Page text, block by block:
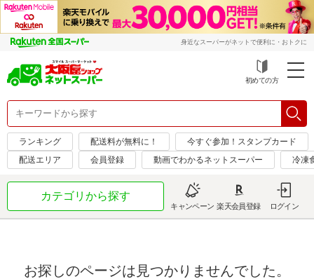
身近なスーパーがネットで便利に・おトクに
初めての方
ランキング 配送料が無料に！
今すぐ参加！スタンプカード
配送エリア
会員登録 動画でわかるネットスーパー 冷凍
カテゴリから探す
キャンペーン 楽天会員登録 ログイン
お探しのページは見つかりませんでした。